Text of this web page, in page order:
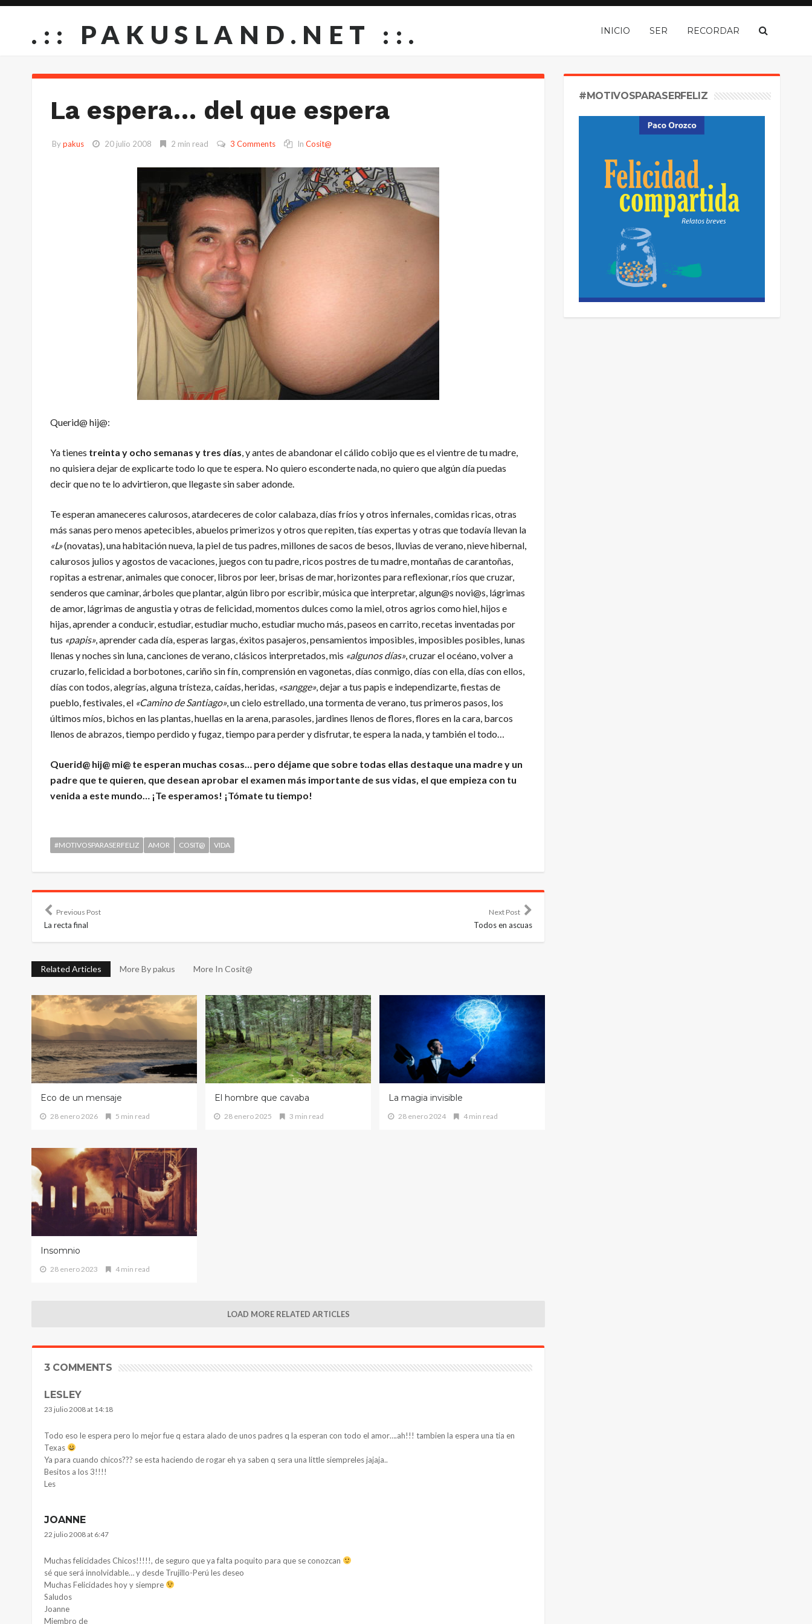
.:: PAKUSLAND.NET ::. INICIO SER RECORDAR
La espera… del que espera
Bypakus 20 julio 2008 2 min read 3 Comments In Cosit@
Querid@ hij@:
Ya tienes treinta y ocho semanas y tres días, y antes de abandonar el cálido cobijo que es el vientre de tu madre,
no quisiera dejar de explicarte todo lo que te espera. No quiero esconderte nada, no quiero que algún día puedas
decir que no te lo advirtieron, que llegaste sin saber adonde.
Te esperan amaneceres calurosos, atardeceres de color calabaza, días fríos y otros infernales, comidas ricas, otras
más sanas pero menos apetecibles, abuelos primerizos y otros que repiten, tías expertas y otras que todavía llevan la
«L»(novatas), una habitación nueva, la piel de tus padres, millones de sacos de besos, lluvias de verano, nieve hibernal,
calurosos julios y agostos de vacaciones, juegos con tu padre, ricos postres de tu madre, montañas de carantoñas,
ropitas a estrenar, animales que conocer, libros por leer, brisas de mar, horizontes para reflexionar, ríos que cruzar,
senderos que caminar, árboles que plantar, algún libro por escribir, música que interpretar, algun@s novi@s, lágrimas
de amor, lágrimas de angustia y otras de felicidad, momentos dulces como la miel, otros agrios como hiel, hijos e
hijas, aprender a conducir, estudiar, estudiar mucho, estudiar mucho más, paseos en carrito, recetas inventadas por
tus «papis», aprender cada día, esperas largas, éxitos pasajeros, pensamientos imposibles, imposibles posibles, lunas
llenas y noches sin luna, canciones de verano, clásicos interpretados, mis «algunos días», cruzar el océano, volver a
cruzarlo, felicidad a borbotones, cariño sin fín, comprensión en vagonetas, días conmigo, días con ella, días con ellos,
días con todos, alegrías, alguna trísteza, caídas, heridas, «sangge», dejar a tus papis e independizarte, fiestas de
pueblo, festivales, el «Camino de Santiago», un cielo estrellado, una tormenta de verano, tus primeros pasos, los
últimos míos, bichos en las plantas, huellas en la arena, parasoles, jardines llenos de flores, flores en la cara, barcos
llenos de abrazos, tiempo perdido y fugaz, tiempo para perder y disfrutar, te espera la nada, y también el todo…
Querid@ hij@ mi@ te esperan muchas cosas… pero déjame que sobre todas ellas destaque una madre y un
padre que te quieren, que desean aprobar el examen más importante de sus vidas, el que empieza con tu
venida a este mundo… ¡Te esperamos! ¡Tómate tu tiempo!
#MOTIVOSPARASERFELIZ AMOR COSIT@ VIDA
Previous Post
La recta final
Next Post
Todos en ascuas
Related Articles More By pakus More In Cosit@
Eco de un mensaje
28 enero 2026 5 min read
El hombre que cavaba
28 enero 2025 3 min read
La magia invisible
28 enero 2024 4 min read
Insomnio
28 enero 2023 4 min read
LOAD MORE RELATED ARTICLES
3 COMMENTS
LESLEY
23 julio 2008 at 14:18
Todo eso le espera pero lo mejor fue q estara alado de unos padres q la esperan con todo el amor….ah!!! tambien la espera una tia en
Texas
Ya para cuando chicos??? se esta haciendo de rogar eh ya saben q sera una little siempreles jajaja..
Besitos a los 3!!!!
Les
JOANNE
22 julio 2008 at 6:47
Muchas felicidades Chicos!!!!!, de seguro que ya falta poquito para que se conozcan
sé que será innolvidable… y desde Trujillo-Perú les deseo
Muchas Felicidades hoy y siempre
Saludos
Joanne
Miembro de
#MOTIVOSPARASERFELIZ